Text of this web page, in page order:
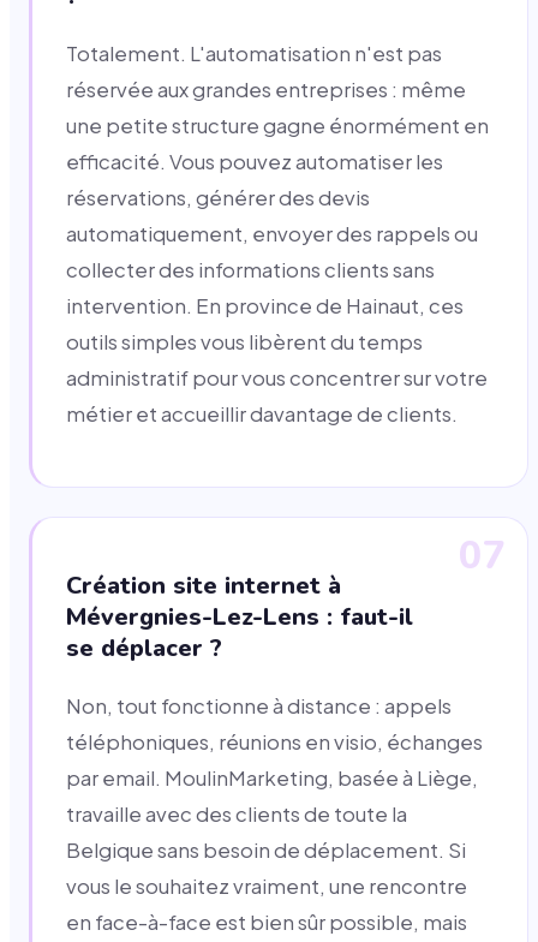
Totalement. L'automatisation n'est pas
réservée aux grandes entreprises : même
une petite structure gagne énormément en
efficacité. Vous pouvez automatiser les
réservations, générer des devis
automatiquement, envoyer des rappels ou
collecter des informations clients sans
intervention. En province de Hainaut, ces
outils simples vous libèrent du temps
administratif pour vous concentrer sur votre
métier et accueillir davantage de clients.
07
Création site internet à
Mévergnies-Lez-Lens : faut-il
se déplacer ?
Non, tout fonctionne à distance : appels
téléphoniques, réunions en visio, échanges
par email. MoulinMarketing, basée à Liège,
travaille avec des clients de toute la
Belgique sans besoin de déplacement. Si
vous le souhaitez vraiment, une rencontre
en face-à-face est bien sûr possible, mais